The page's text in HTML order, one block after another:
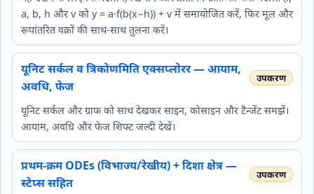
a, b, h और v को y = a·f(b(x−h)) + v में समायोजित करें, फिर मूल और
रूपांतरित वक्रों की साथ-साथ तुलना करें।
यूनिट सर्कल व त्रिकोणमिति एक्सप्लोरर — आयाम,
अवधि, फेज
यूनिट सर्कल और ग्राफ को साथ देखकर साइन, कोसाइन और टैन्जेंट समझें।
आयाम, अवधि और फेज शिफ्ट जल्दी देखें।
प्रथम‑क्रम ODEs (विभाज्य/रेखीय) + दिशा क्षेत्र —
स्टेप्स सहित